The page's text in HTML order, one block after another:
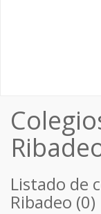
Listado de
Ribadeo (0)